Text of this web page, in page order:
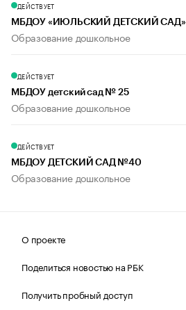
ДЕЙСТВУЕТ
МБДОУ «ИЮЛЬСКИЙ ДЕТСКИЙ САД»
Образование дошкольное
ДЕЙСТВУЕТ
МБДОУ детский сад № 25
Образование дошкольное
ДЕЙСТВУЕТ
МБДОУ ДЕТСКИЙ САД №40
Образование дошкольное
О проекте
Поделиться новостью на РБК
Получить пробный доступ